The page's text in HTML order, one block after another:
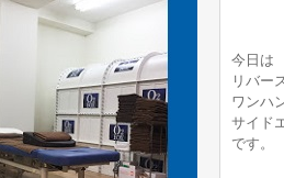
今日は
リバー
ワンハ
サイド
です。